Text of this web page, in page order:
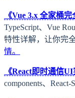
《Vue 3.x 全家桶
TypeScript、Vue
特性详解，让你完
情。
《React即时通信UI
components、